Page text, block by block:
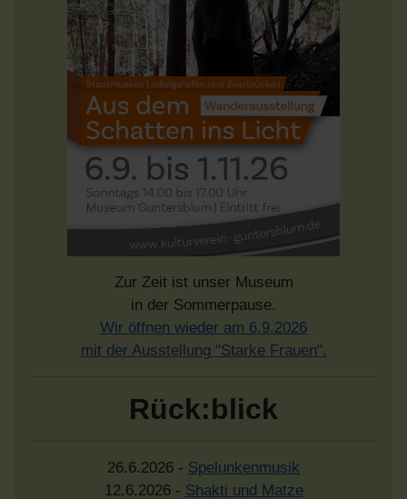
Zur Zeit ist unser Museum
in der Sommerpause.
Wir öffnen wieder am 6.9.2026
mit der Ausstellung "Starke Frauen".
Rück:blick
26.6.2026 - Spelunkenmusik
12.6.2026 - Shakti und Matze